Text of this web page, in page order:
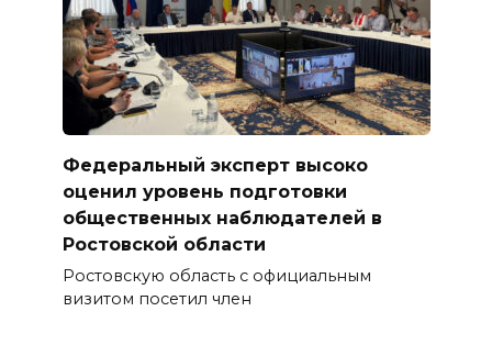
Федеральный эксперт высоко
оценил уровень подготовки
общественных наблюдателей в
Ростовской области
Ростовскую область с официальным
визитом посетил член